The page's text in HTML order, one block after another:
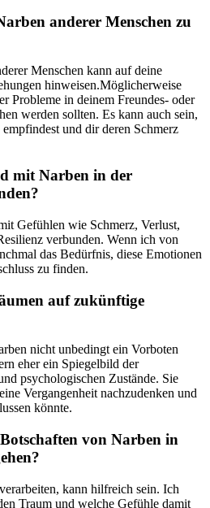
anderer Menschen zu
Menschen kann auf⁢ deine
⁣hinweisen.Möglicherweise
Probleme in deinem Freundes- ‍oder
werden sollten. Es ⁤kann‍ auch ​sein,
⁢und dir deren Schmerz
mit Narben in der
Gefühlen wie Schmerz,‍ Verlust,
verbunden. Wenn ich von
das Bedürfnis, diese Emotionen
zu finden.
auf ⁢zukünftige
nicht⁤ unbedingt ‌ein Vorboten
eher​ ein Spiegelbild der
psychologischen Zustände. Sie
⁢Vergangenheit nachzudenken⁣ und
könnte.
von Narben in
kann hilfreich sein. Ich
Traum und welche Gefühle damit